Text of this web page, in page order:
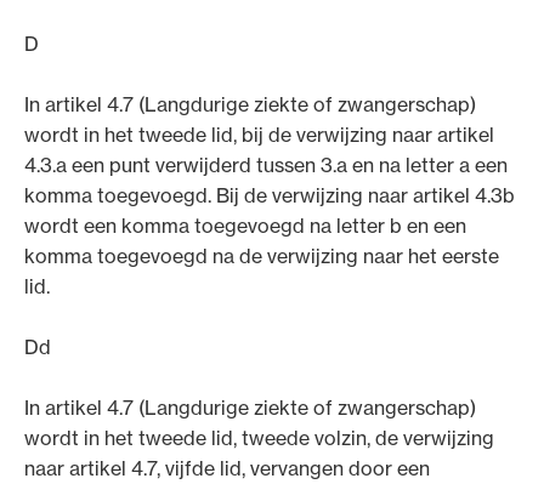
D
In artikel 4.7 (Langdurige ziekte of zwangerschap)
wordt in het tweede lid, bij de verwijzing naar artikel
4.3.a een punt verwijderd tussen 3.a en na letter a een
komma toegevoegd. Bij de verwijzing naar artikel 4.3b
wordt een komma toegevoegd na letter b en een
komma toegevoegd na de verwijzing naar het eerste
lid.
Dd
In artikel 4.7 (Langdurige ziekte of zwangerschap)
wordt in het tweede lid, tweede volzin, de verwijzing
naar artikel 4.7, vijfde lid, vervangen door een